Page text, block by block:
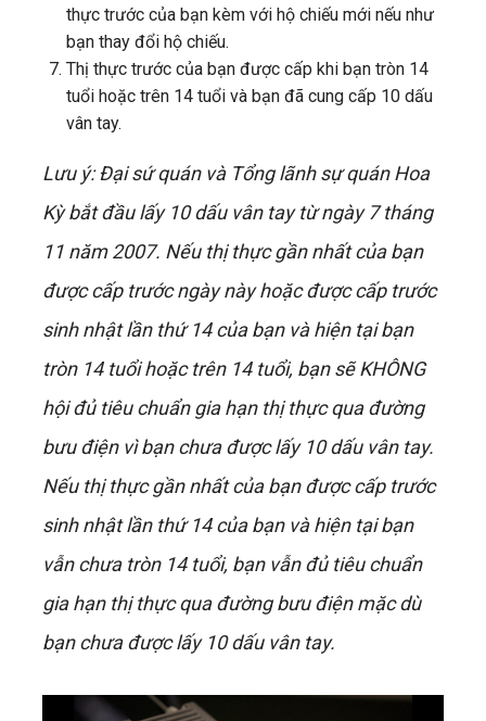
thực trước của bạn kèm với hộ chiếu mới nếu như
bạn thay đổi hộ chiếu.
Thị thực trước của bạn được cấp khi bạn tròn 14
tuổi hoặc trên 14 tuổi và bạn đã cung cấp 10 dấu
vân tay.
Lưu ý: Đại sứ quán và Tổng lãnh sự quán Hoa
Kỳ bắt đầu lấy 10 dấu vân tay từ ngày 7 tháng
11 năm 2007. Nếu thị thực gần nhất của bạn
được cấp trước ngày này hoặc được cấp trước
sinh nhật lần thứ 14 của bạn và hiện tại bạn
tròn 14 tuổi hoặc trên 14 tuổi, bạn sẽ KHÔNG
hội đủ tiêu chuẩn gia hạn thị thực qua đường
bưu điện vì bạn chưa được lấy 10 dấu vân tay.
Nếu thị thực gần nhất của bạn được cấp trước
sinh nhật lần thứ 14 của bạn và hiện tại bạn
vẫn chưa tròn 14 tuổi, bạn vẫn đủ tiêu chuẩn
gia hạn thị thực qua đường bưu điện mặc dù
bạn chưa được lấy 10 dấu vân tay.